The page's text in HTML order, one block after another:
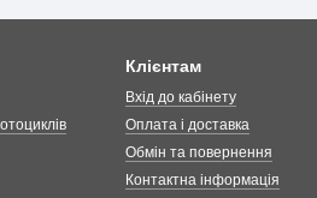
Клієнтам
Вхід до кабінету
Оплата і доставка
Обмін та повернення
Контактна інформація